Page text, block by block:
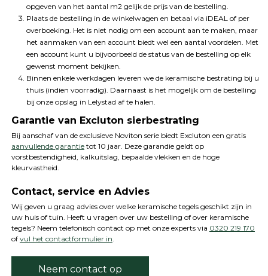
opgeven van het aantal m2 gelijk de prijs van de bestelling.
Plaats de bestelling in de winkelwagen en betaal via iDEAL of per
overboeking. Het is niet nodig om een account aan te maken, maar
het aanmaken van een account biedt wel een aantal voordelen. Met
een account kunt u bijvoorbeeld de status van de bestelling op elk
gewenst moment bekijken.
Binnen enkele werkdagen leveren we de keramische bestrating bij u
thuis (indien voorradig). Daarnaast is het mogelijk om de bestelling
bij onze opslag in Lelystad af te halen.
Garantie van Excluton sierbestrating
Bij aanschaf van de exclusieve Noviton serie biedt Excluton een gratis
aanvullende garantietot 10 jaar. Deze garandie geldt op
vorstbestendigheid, kalkuitslag, bepaalde vlekken en de hoge
kleurvastheid.
Contact, service en Advies
Wij geven u graag advies over welke keramische tegels geschikt zijn in
uw huis of tuin. Heeft u vragen over uw bestelling of over keramische
tegels? Neem telefonisch contact op met onze experts via 0320 219 170
of vul het contactformulier in.
Neem contact op